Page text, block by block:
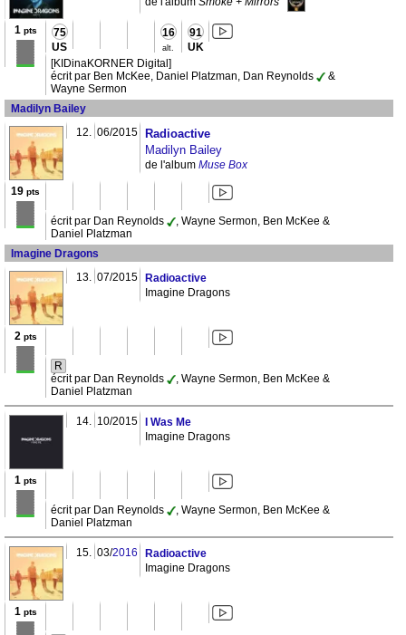
1 pts 75
US
16
alt.
91
UK
[KIDinaKORNER Digital]
écrit par Ben McKee, Daniel Platzman, Dan Reynolds
&
Wayne Sermon
Madilyn Bailey
12. 06/2015
Radioactive
Madilyn Bailey
de l'album Muse Box
19 pts
écrit par Dan Reynolds
, Wayne Sermon, Ben McKee &
Daniel Platzman
Imagine Dragons
13. 07/2015
Radioactive
Imagine Dragons
2 pts
R
écrit par Dan Reynolds
, Wayne Sermon, Ben McKee &
Daniel Platzman
14. 10/2015
I Was Me
Imagine Dragons
1 pts
écrit par Dan Reynolds
, Wayne Sermon, Ben McKee &
Daniel Platzman
15. 03/2016
Radioactive
Imagine Dragons
1 pts